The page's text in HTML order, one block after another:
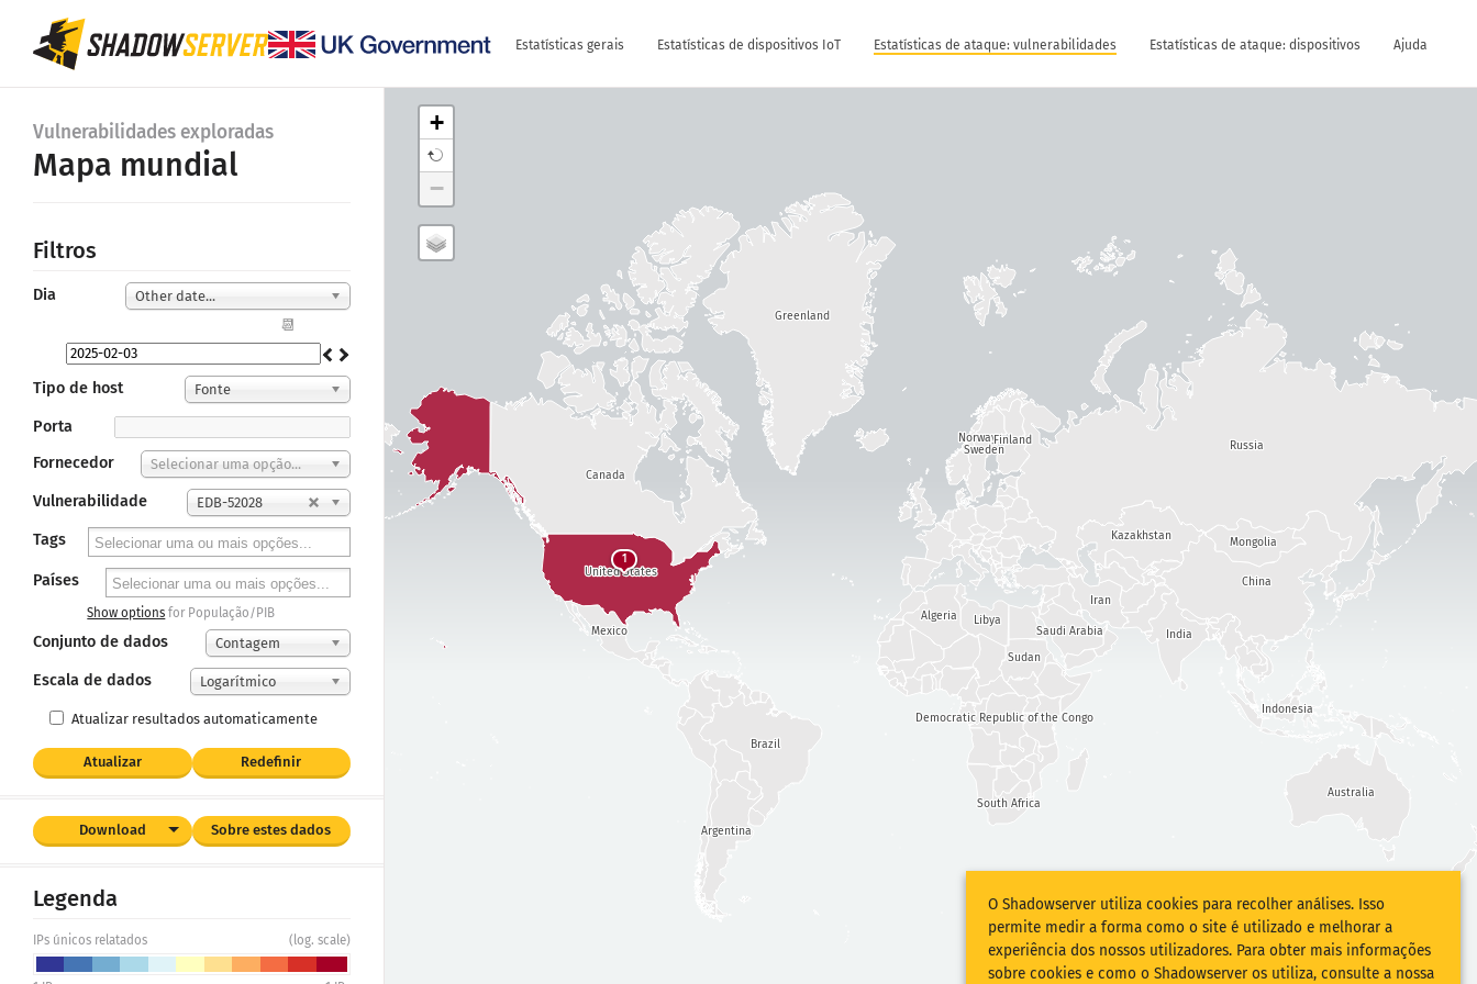
Estatísticas gerais Estatísticas de dispositivos IoT Estatísticas de ataque: vulnerabilidades Estatísticas de ataque: dispositivos Ajuda
Vulnerabilidades exploradas
Mapa mundial
Filtros
Dia Other date...
📆
Tipo de host Fonte
Porta
Fornecedor
Selecionar uma opção...
Vulnerabilidade EDB-52028
Tags
Países
Show options for População/PIB
Conjunto de dados Contagem
Escala de dados Logarítmico
Atualizar resultados automaticamente
Atualizar Redefinir
Download Sobre estes dados
Legenda
IPs únicos relatados (log. scale)
Indonesia
Argentina
India
China
Democratic Republic of the Congo
South Africa
Kazakhstan
Brazil
Mongolia
Russia
Norway
Sweden
Finland
Libya
Sudan
Iran
Saudi Arabia
Algeria
United States
Canada
Mexico
Australia
Greenland
1
+
−
O Shadowserver utiliza cookies para recolher análises. Isso
permite medir a forma como o site é utilizado e melhorar a
experiência dos nossos utilizadores. Para obter mais informações
sobre cookies e como o Shadowserver os utiliza, consulte a nossa